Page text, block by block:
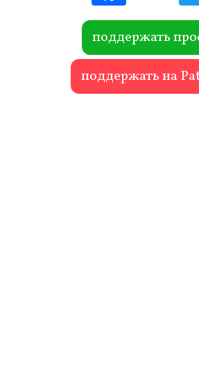
ok
поддержать
поддержать на